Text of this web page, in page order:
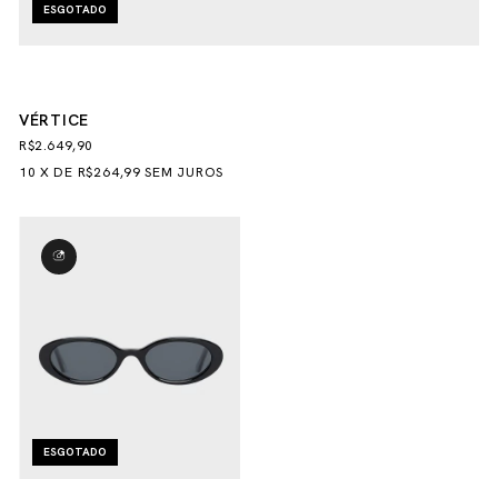
ESGOTADO
VÉRTICE
R$2.649,90
10 XDE R$264,99 SEM JUROS
ESGOTADO